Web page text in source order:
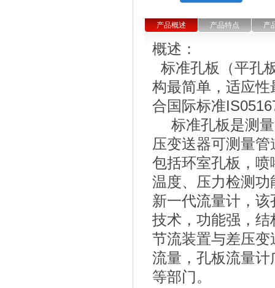
产品概述 产品特点 产
概述：
标准孔板（平孔
构最简单，适应
合国际标准
标准孔板是测
压变送器可测量
包括环室孔板，
温度、压力检测
新一代流量计，
技术，功能强，
节流装置与差压
流量，孔板流量
等部门。